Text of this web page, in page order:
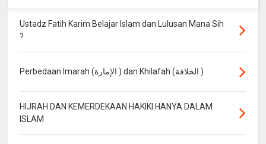
Ustadz Fatih Karim Belajar Islam dan Lulusan Mana Sih
?
Perbedaan Imarah (الإمارة ) dan Khilafah (الخلافة )
HIJRAH DAN KEMERDEKAAN HAKIKI HANYA DALAM
ISLAM